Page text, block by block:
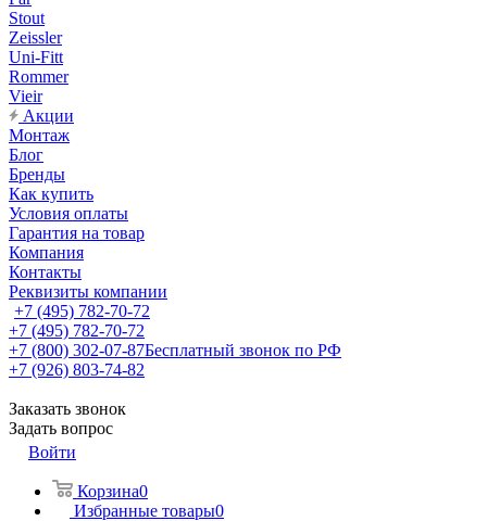
Stout
Zeissler
Uni-Fitt
Rommer
Vieir
Акции
Монтаж
Блог
Бренды
Как купить
Условия оплаты
Гарантия на товар
Компания
Контакты
Реквизиты компании
+7 (495) 782-70-72
+7 (495) 782-70-72
+7 (800) 302-07-87Бесплатный звонок по РФ
+7 (926) 803-74-82
Заказать звонок
Задать вопрос
Войти
Корзина0
Избранные товары0